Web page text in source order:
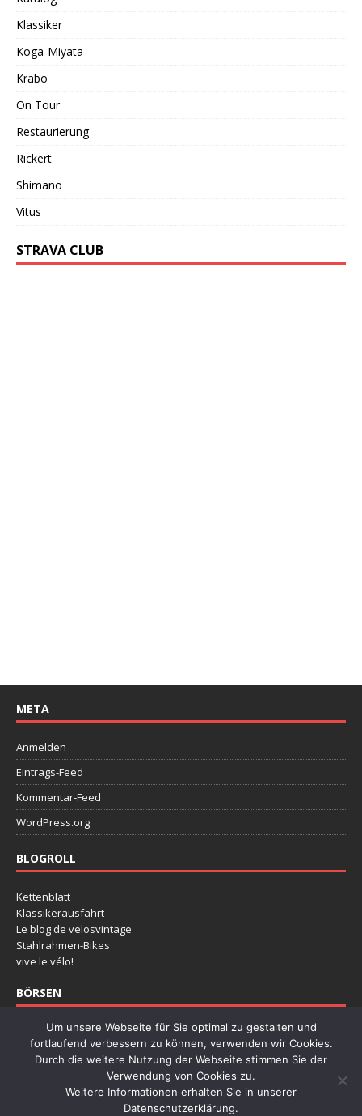
Klassiker
Koga-Miyata
Krabo
On Tour
Restaurierung
Rickert
Shimano
Vitus
STRAVA CLUB
META
Anmelden
Eintrags-Feed
Kommentar-Feed
WordPress.org
BLOGROLL
Kettenblatt
Klassikerausfahrt
Le blog de velosvintage
Stahlrahmen-Bikes
vive le vélo!
BÖRSEN
Deutsche Rennradbörse
Klassikertage Hannover
Radklassiker Köln
Retro Fietsbeuers Dessel
Stalen Ros
Um unsere Webseite für Sie optimal zu gestalten und
fortlaufend verbessern zu können, verwenden wir Cookies.
Durch die weitere Nutzung der Webseite stimmen Sie der
Verwendung von Cookies zu.
Weitere Informationen erhalten Sie in unserer
Datenschutzerklärung.